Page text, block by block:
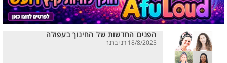
הפנים החדשות של החינוך בעפולה
18/8/2025 דני ברנר